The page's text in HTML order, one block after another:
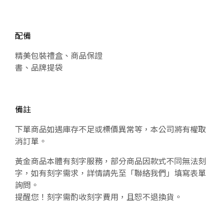
配備
精美包裝禮盒、商品保證
書、品牌提袋
備註
下單商品如遇庫存不足或標價異常等，本公司將有權取
消訂單。
黃金商品本體有刻字服務，部分商品因款式不同無法刻
字，如有刻字需求，詳情請先至「聯絡我們」填寫表單
詢問。
提醒您！刻字需酌收刻字費用，且恕不退換貨。